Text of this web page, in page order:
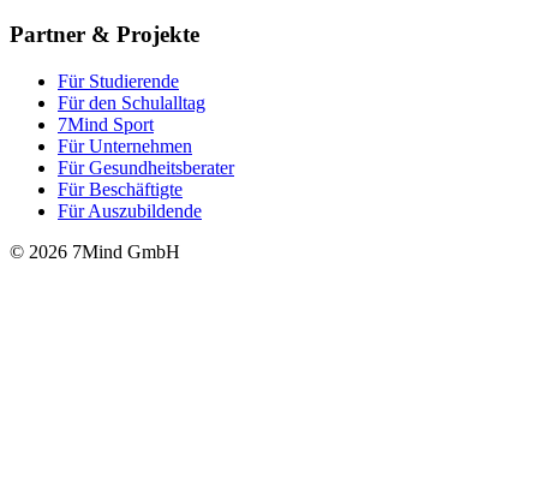
Partner & Projekte
Für Stu­die­rende
Für den Schulalltag
7Mind Sport
Für Unter­neh­men
Für Gesund­heits­be­ra­ter
Für Beschäftigte
Für Auszubildende
© 2026 7Mind GmbH